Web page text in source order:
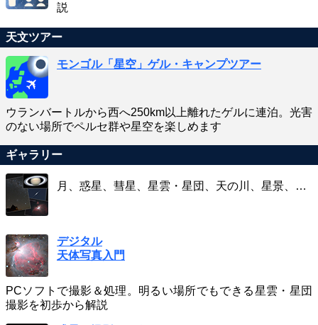
説
天文ツアー
モンゴル「星空」ゲル・キャンプツアー
ウランバートルから西へ250km以上離れたゲルに連泊。光害
のない場所でペルセ群や星空を楽しめます
ギャラリー
月、惑星、彗星、星雲・星団、天の川、星景、…
デジタル
天体写真入門
PCソフトで撮影＆処理。明るい場所でもできる星雲・星団
撮影を初歩から解説